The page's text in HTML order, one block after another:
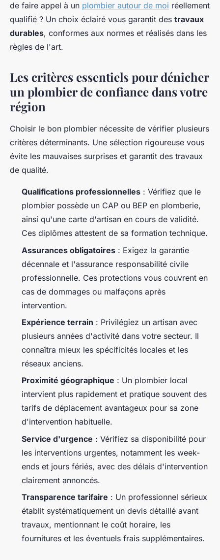
de faire appel à un plombier autour de moi réellement
qualifié ? Un choix éclairé vous garantit des travaux
durables, conformes aux normes et réalisés dans les
règles de l'art.
Les critères essentiels pour dénicher
un plombier de confiance dans votre
région
Choisir le bon plombier nécessite de vérifier plusieurs
critères déterminants. Une sélection rigoureuse vous
évite les mauvaises surprises et garantit des travaux
de qualité.
Qualifications professionnelles : Vérifiez que le
plombier possède un CAP ou BEP en plomberie,
ainsi qu'une carte d'artisan en cours de validité.
Ces diplômes attestent de sa formation technique.
Assurances obligatoires : Exigez la garantie
décennale et l'assurance responsabilité civile
professionnelle. Ces protections vous couvrent en
cas de dommages ou malfaçons après
intervention.
Expérience terrain : Privilégiez un artisan avec
plusieurs années d'activité dans votre secteur. Il
connaîtra mieux les spécificités locales et les
réseaux anciens.
Proximité géographique : Un plombier local
intervient plus rapidement et pratique souvent des
tarifs de déplacement avantageux pour sa zone
d'intervention habituelle.
Service d'urgence : Vérifiez sa disponibilité pour
les interventions urgentes, notamment les week-
ends et jours fériés, avec des délais d'intervention
clairement annoncés.
Transparence tarifaire : Un professionnel sérieux
établit systématiquement un devis détaillé avant
travaux, mentionnant le coût horaire, les
fournitures et les éventuels frais supplémentaires.